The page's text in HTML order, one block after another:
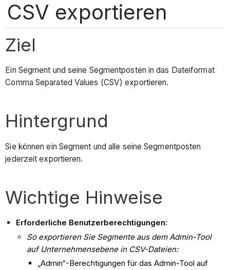
CSV exportieren
Ziel
Ein Segment und seine Segmentposten in das Dateiformat
Comma Separated Values (CSV) exportieren.
Hintergrund
Sie können ein Segment und alle seine Segmentposten
jederzeit exportieren.
Wichtige Hinweise
Erforderliche Benutzerberechtigungen:
So exportieren Sie Segmente aus dem Admin-Tool
auf Unternehmensebene in CSV-Dateien:
„Admin“-Berechtigungen für das Admin-Tool auf